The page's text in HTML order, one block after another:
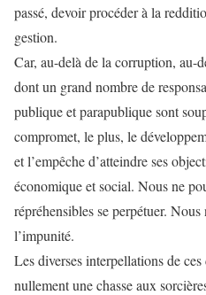
passé, devoir procéder à la
gestion.
Car, au-delà de la corruption, au-
dont un grand nombre de
publique et parapublique sont
compromet, le plus, le
et l’empêche d’atteindre ses
économique et social. Nous ne
répréhensibles se perpétuer.
l’impunité.
Les diverses interpellations de
nullement une chasse aux